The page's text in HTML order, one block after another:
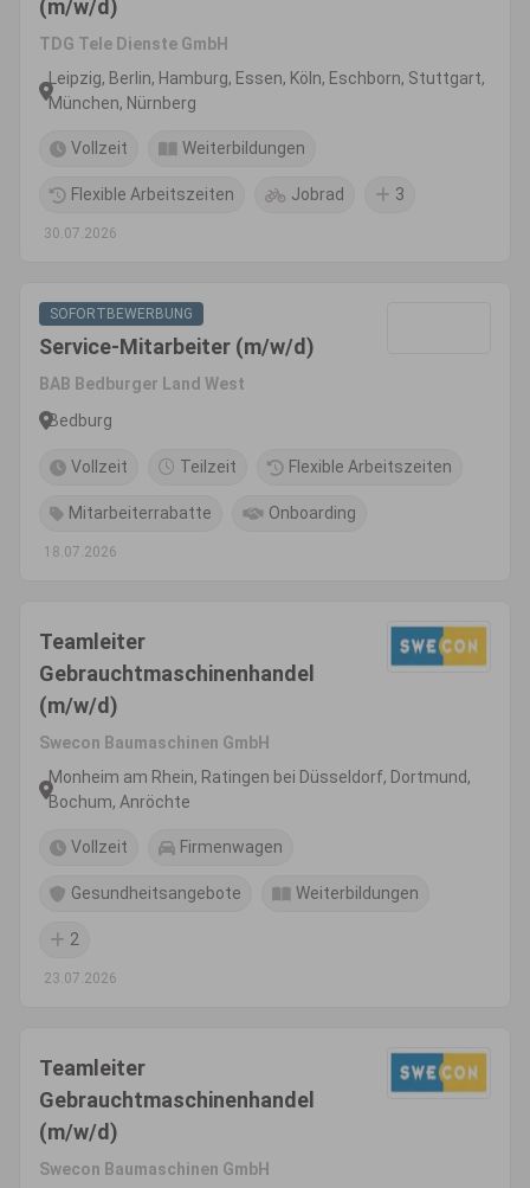
(m/w/d)
TDG Tele Dienste GmbH
Leipzig, Berlin, Hamburg, Essen, Köln, Eschborn, Stuttgart,
München, Nürnberg
Vollzeit Weiterbildungen
Flexible Arbeitszeiten Jobrad 3
30.07.2026
SOFORTBEWERBUNG
Service-Mitarbeiter (m/w/d)
BAB Bedburger Land West
Bedburg
Vollzeit Teilzeit Flexible Arbeitszeiten
Mitarbeiterrabatte Onboarding
18.07.2026
Teamleiter
Gebrauchtmaschinenhandel
(m/w/d)
Swecon Baumaschinen GmbH
Monheim am Rhein, Ratingen bei Düsseldorf, Dortmund,
Bochum, Anröchte
Vollzeit Firmenwagen
Gesundheitsangebote Weiterbildungen
2
23.07.2026
Teamleiter
Gebrauchtmaschinenhandel
(m/w/d)
Swecon Baumaschinen GmbH